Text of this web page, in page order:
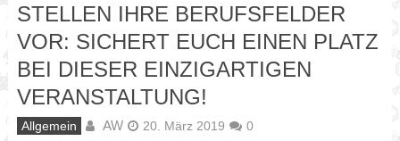
STELLEN IHRE BERUFSFELDER
VOR: SICHERT EUCH EINEN PLATZ
BEI DIESER EINZIGARTIGEN
VERANSTALTUNG!
Allgemein AW 20. März 2019 0